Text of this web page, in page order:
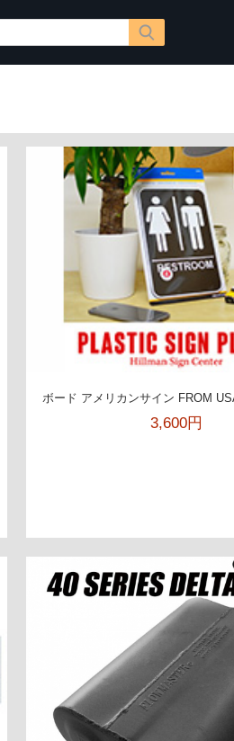
ボード アメリカンサイン FROM
3,600円